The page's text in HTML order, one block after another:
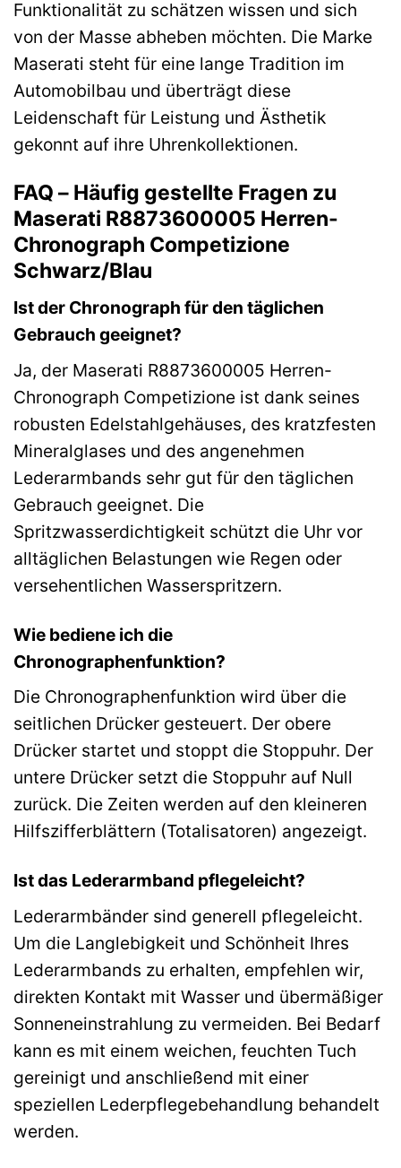
Funktionalität zu schätzen wissen und sich
von der Masse abheben möchten. Die Marke
Maserati steht für eine lange Tradition im
Automobilbau und überträgt diese
Leidenschaft für Leistung und Ästhetik
gekonnt auf ihre Uhrenkollektionen.
FAQ – Häufig gestellte Fragen zu
Maserati R8873600005 Herren-
Chronograph Competizione
Schwarz/Blau
Ist der Chronograph für den täglichen
Gebrauch geeignet?
Ja, der Maserati R8873600005 Herren-
Chronograph Competizione ist dank seines
robusten Edelstahlgehäuses, des kratzfesten
Mineralglases und des angenehmen
Lederarmbands sehr gut für den täglichen
Gebrauch geeignet. Die
Spritzwasserdichtigkeit schützt die Uhr vor
alltäglichen Belastungen wie Regen oder
versehentlichen Wasserspritzern.
Wie bediene ich die
Chronographenfunktion?
Die Chronographenfunktion wird über die
seitlichen Drücker gesteuert. Der obere
Drücker startet und stoppt die Stoppuhr. Der
untere Drücker setzt die Stoppuhr auf Null
zurück. Die Zeiten werden auf den kleineren
Hilfszifferblättern (Totalisatoren) angezeigt.
Ist das Lederarmband pflegeleicht?
Lederarmbänder sind generell pflegeleicht.
Um die Langlebigkeit und Schönheit Ihres
Lederarmbands zu erhalten, empfehlen wir,
direkten Kontakt mit Wasser und übermäßiger
Sonneneinstrahlung zu vermeiden. Bei Bedarf
kann es mit einem weichen, feuchten Tuch
gereinigt und anschließend mit einer
speziellen Lederpflegebehandlung behandelt
werden.